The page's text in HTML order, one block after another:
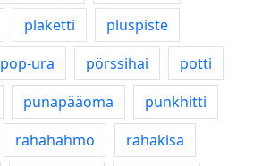
plaketti
pluspiste
pop-ura pörssihai
potti
punapääoma
punkhitti
rahahahmo
rahakisa